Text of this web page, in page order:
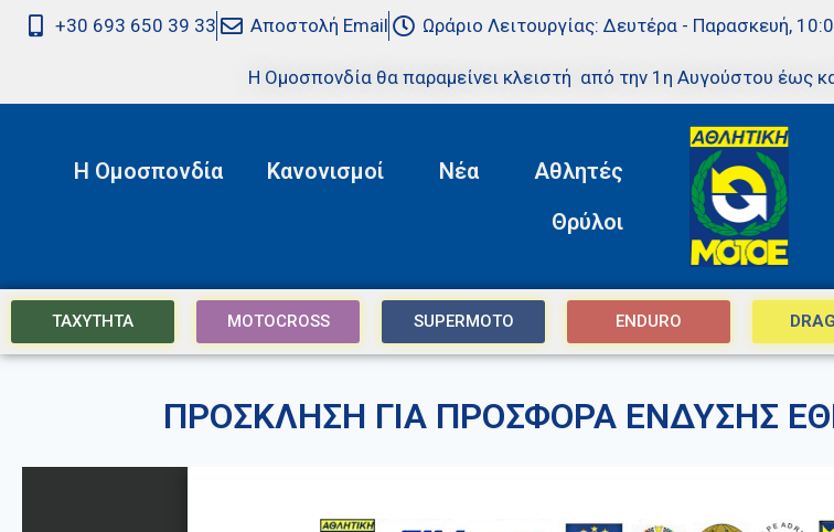
+30 693 650 39 33 Αποστολή Email Ωράριο Λειτουργίας: Δευτέρα - Παρασκευή,
Η Ομοσπονδία θα παραμείνει κλειστή από την 1η Αυγούστου έως
Η Ομοσπονδία Κανονισμοί Νέα
Αθλητές
Θρύλοι
ΤΑΧΥΤΗΤΑ MOTOCROSS SUPERMOTO ENDURO
ΠΡΟΣΚΛΗΣΗ ΓΙΑ ΠΡΟΣΦΟΡΑ ΕΝΔΥΣΗΣ